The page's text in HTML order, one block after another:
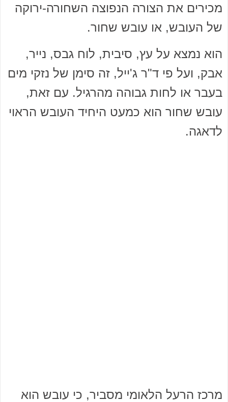
מכירים את הצורה הנפוצה השחורה-ירוקה
של העובש, או עובש שחור.
הוא נמצא על עץ, סיבית, לוח גבס, נייר,
אבק, ועל פי ד"ר ג'ייל, זה סימן של נזקי מים
בעבר או לחות גבוהה מהרגיל. עם זאת,
עובש שחור הוא כמעט היחיד העובש הראוי
לדאגה.
מרכז הרעל הלאומי מסביר, כי עובש הוא